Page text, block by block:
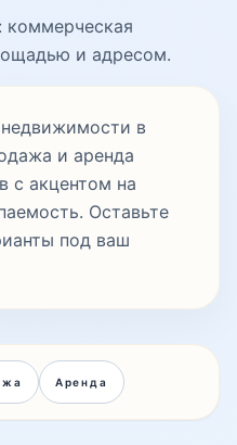
коммерческая
и адресом.
в
и аренда
с акцентом на
Оставьте
под ваш
Аренда